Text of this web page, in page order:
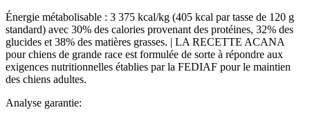
Énergie métabolisable : 3 375 kcal/kg (405 kcal par tasse de 120 g
standard) avec 30% des calories provenant des protéines, 32% des
glucides et 38% des matières grasses. | LA RECETTE ACANA
pour chiens de grande race est formulée de sorte à répondre aux
exigences nutritionnelles établies par la FEDIAF pour le maintien
des chiens adultes.
Analyse garantie: